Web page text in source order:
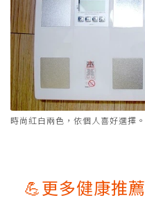
時尚紅白兩色，依個人喜好選擇。
💪更多健康推薦